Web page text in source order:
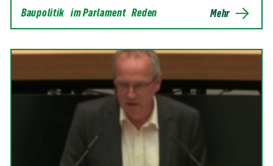
Baupolitik im Parlament Reden Mehr